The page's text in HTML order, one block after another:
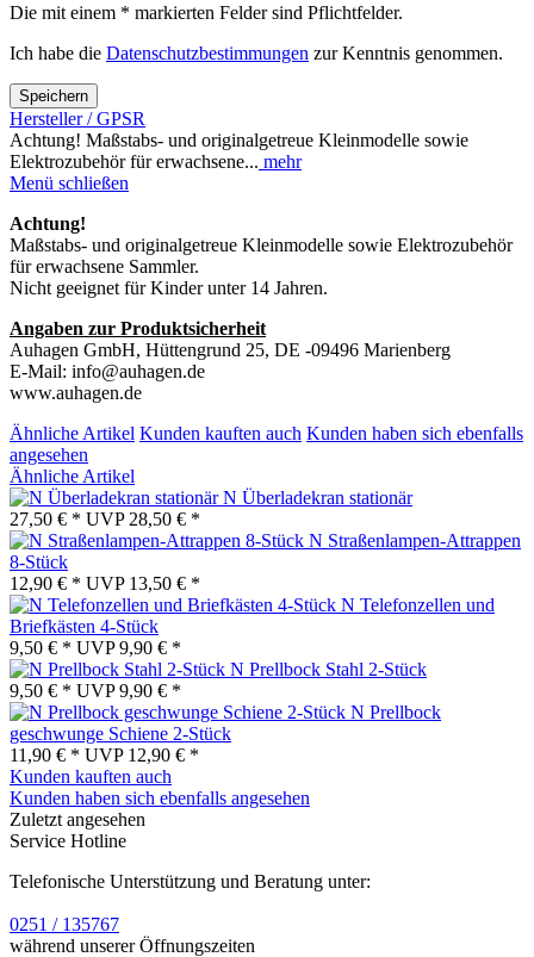
Die mit einem * markierten Felder sind Pflichtfelder.
Ich habe die Datenschutzbestimmungen zur Kenntnis genommen.
Speichern
Hersteller / GPSR
Achtung! Maßstabs- und originalgetreue Kleinmodelle sowie
Elektrozubehör für erwachsene... mehr
Menü schließen
Achtung!
Maßstabs- und originalgetreue Kleinmodelle sowie Elektrozubehör
für erwachsene Sammler.
Nicht geeignet für Kinder unter 14 Jahren.
Angaben zur Produktsicherheit
Auhagen GmbH, Hüttengrund 25, DE -09496 Marienberg
E-Mail: info@auhagen.de
www.auhagen.de
Ähnliche Artikel Kunden kauften auch Kunden haben sich ebenfalls
angesehen
Ähnliche Artikel
N Überladekran stationär
27,50 € * UVP 28,50 € *
N Straßenlampen-Attrappen
8-Stück
12,90 € * UVP 13,50 € *
N Telefonzellen und
Briefkästen 4-Stück
9,50 € * UVP9,90 € *
N Prellbock Stahl 2-Stück
9,50 € * UVP9,90 € *
N Prellbock
geschwunge Schiene 2-Stück
11,90 € * UVP 12,90 € *
Kunden kauften auch
Kunden haben sich ebenfalls angesehen
Zuletzt angesehen
Service Hotline
Telefonische Unterstützung und Beratung unter:
0251 / 135767
während unserer Öffnungszeiten